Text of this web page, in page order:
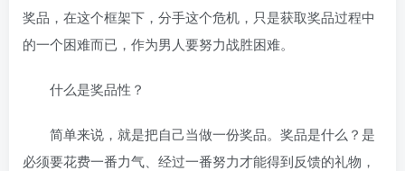
奖品，在这个框架下，分手这个危机，只是获取奖品过程中
的一个困难而已，作为男人要努力战胜困难。
什么是奖品性？
简单来说，就是把自己当做一份奖品。奖品是什么？是
必须要花费一番力气、经过一番努力才能得到反馈的礼物，